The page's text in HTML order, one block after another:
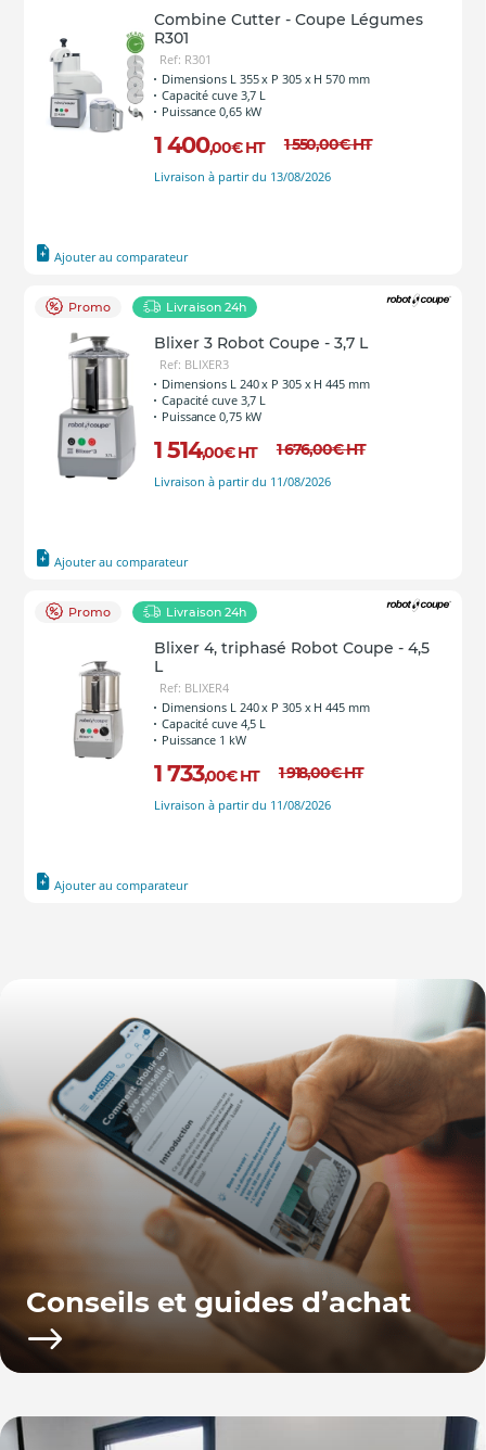
Combine Cutter - Coupe Légumes
R301
Ref: R301
Dimensions L 355 x P 305 x H 570 mm
Capacité cuve 3,7 L
Puissance 0,65 kW
1 400,00€ HT 1 550,00€HT
Livraison à partir du 13/08/2026
Ajouter au comparateur
Promo Livraison 24h
Blixer 3 Robot Coupe - 3,7 L
Ref: BLIXER3
Dimensions L 240 x P 305 x H 445 mm
Capacité cuve 3,7 L
Puissance 0,75 kW
1 514,00€ HT 1 676,00€HT
Livraison à partir du 11/08/2026
Ajouter au comparateur
Promo Livraison 24h
Blixer 4, triphasé Robot Coupe - 4,5
L
Ref: BLIXER4
Dimensions L 240 x P 305 x H 445 mm
Capacité cuve 4,5 L
Puissance 1 kW
1 733,00€ HT 1 918,00€HT
Livraison à partir du 11/08/2026
Ajouter au comparateur
Conseils et guides d’achat